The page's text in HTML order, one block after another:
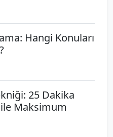
Hangi Konuları
25 Dakika
Maksimum